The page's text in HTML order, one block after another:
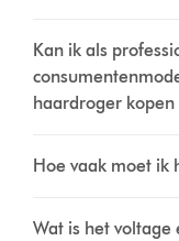
Kan ik als
haardroger
Hoe vaak moet ik
Wat is het